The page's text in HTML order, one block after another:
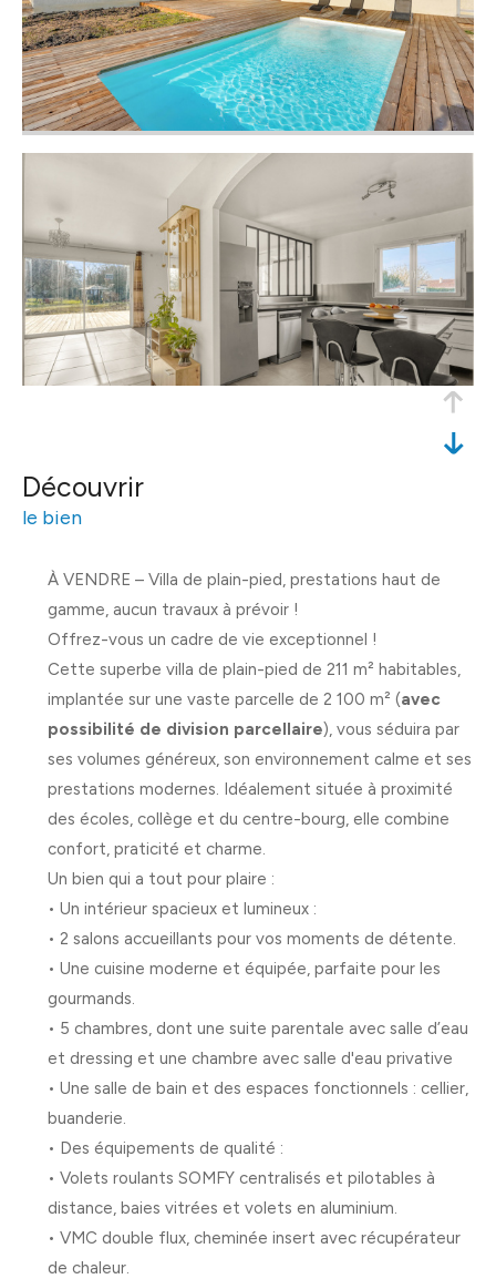
découvrir
le bien
À VENDRE – Villa de plain-pied, prestations haut de
gamme, aucun travaux à prévoir !
Offrez-vous un cadre de vie exceptionnel !
Cette superbe villa de plain-pied de 211 m² habitables
implantée sur une vaste parcelle de 2 100 m² (avec
possibilité de division parcellaire), vous séduira par
ses volumes généreux, son environnement calme et ses
prestations modernes. Idéalement située à proximité
des écoles, collège et du centre-bourg, elle combine
confort, praticité et charme.
Un bien qui a tout pour plaire :
• Un intérieur spacieux et lumineux:
• 2 salons accueillants pour vos moments de détente.
• Une cuisine moderne et équipée, parfaite pour les
gourmands.
• 5 chambres, dont une suite parentale avec salle d’eau
et dressing et une chambre avec salle d'eau privative
• Une salle de bain et des espaces fonctionnels : cellier,
buanderie.
• Des équipements de qualité :
• Volets roulants SOMFY centralisés et pilotables à
distance , baies vitrées et volets en aluminium.
• VMC double flux, cheminée insert avec récupérateur
de chaleur.